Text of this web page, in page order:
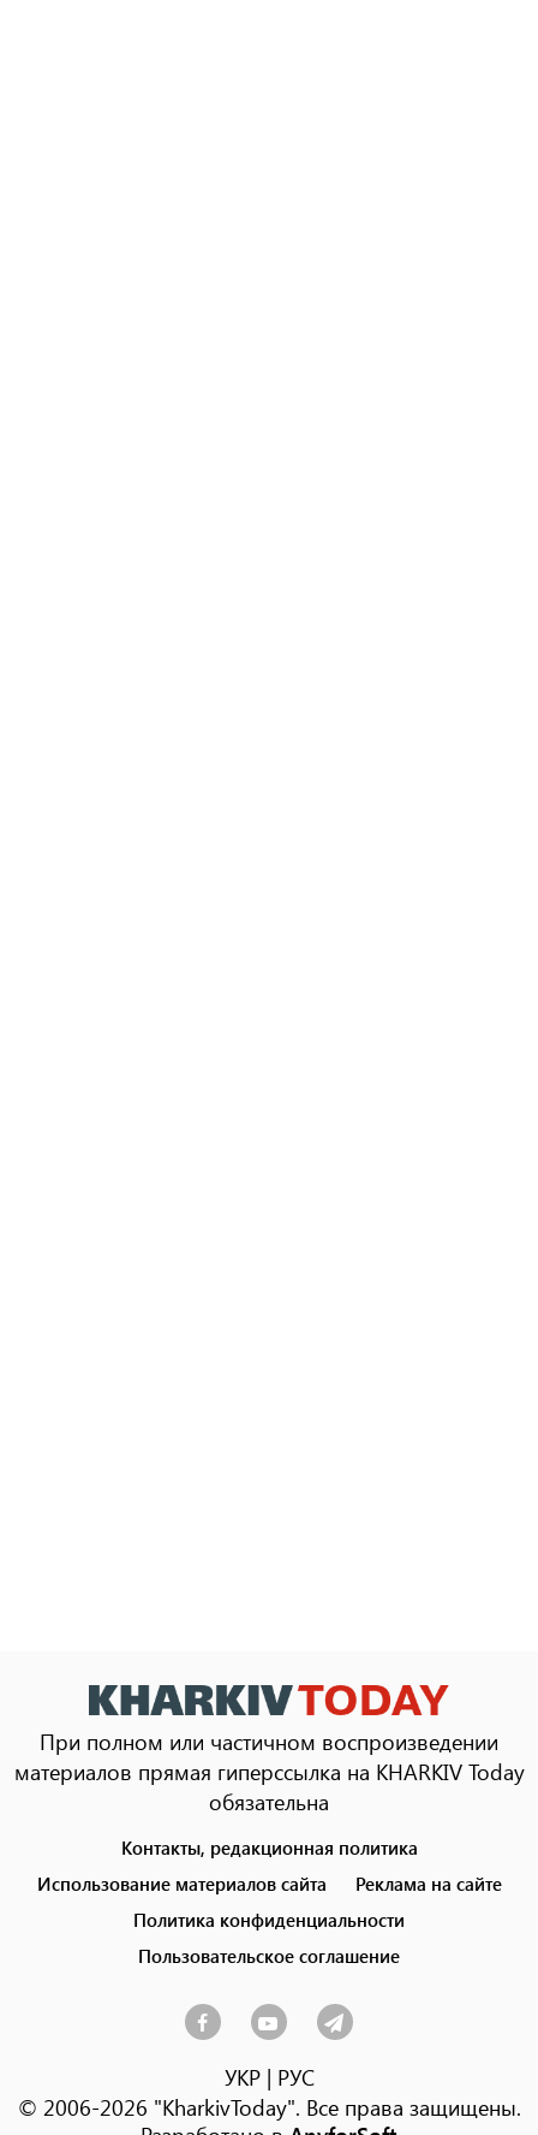
При полном или частичном воспроизведении
материалов прямая гиперссылка на KHARKIV Today
обязательна
menu
Контакты, редакционная политика
Использование материалов сайта
Реклама на сайте
Политика конфиденциальности
Пользовательское соглашение
УКР| РУС
© 2006-2026 "KharkivToday". Все права защищены.